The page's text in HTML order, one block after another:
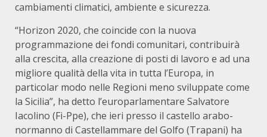
cambiamenti climatici, ambiente e sicurezza.
“Horizon 2020, che coincide con la nuova
programmazione dei fondi comunitari, contribuirà
alla crescita, alla creazione di posti di lavoro e ad una
migliore qualità della vita in tutta l’Europa, in
particolar modo nelle Regioni meno sviluppate come
la Sicilia”, ha detto l’europarlamentare Salvatore
Iacolino (Fi-Ppe), che ieri presso il castello arabo-
normanno di Castellammare del Golfo (Trapani) ha